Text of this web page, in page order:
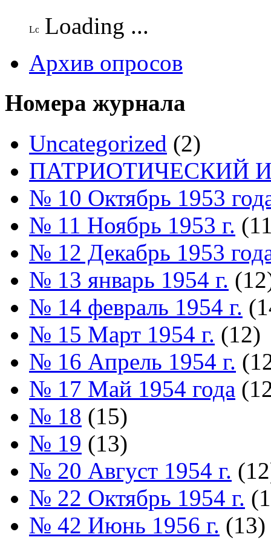
Loading ...
Архив опросов
Номера журнала
Uncategorized (2)
ПАТРИОТИЧЕСКИЙ
№ 10 Октябрь 1953
№ 11 Ноябрь 1953 г.
№ 12 Декабрь 1953
№ 13 январь 1954 г.
№ 14 февраль 1954 г.
№ 15 Март 1954 г. (12)
№ 16 Апрель 1954 г.
№ 17 Май 1954 года
№ 18 (15)
№ 19 (13)
№ 20 Август 1954 г.
№ 22 Октябрь 1954 г.
№ 42 Июнь 1956 г. (13)